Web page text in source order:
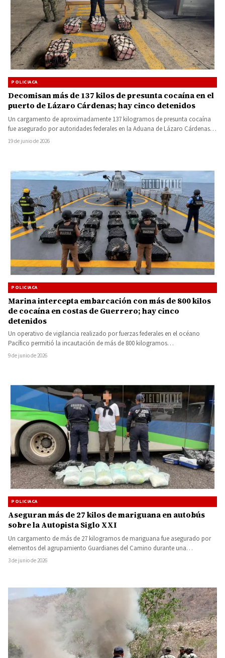
POLICIACA
Decomisan más de 137 kilos de presunta cocaína en el
puerto de Lázaro Cárdenas; hay cinco detenidos
Un cargamento de aproximadamente 137 kilogramos de presunta cocaína
fue asegurado por autoridades federales en la Aduana de Lázaro Cárdenas,
…
19 de junio de 2026
POLICIACA
Marina intercepta embarcación con más de 800 kilos
de cocaína en costas de Guerrero; hay cinco
detenidos
Un operativo de vigilancia realizado por fuerzas federales en el océano
Pacífico permitió la incautación de más de 800 kilogramos…
9 de junio de 2026
POLICIACA
Aseguran más de 27 kilos de mariguana en autobús
sobre la Autopista Siglo XXI
Un cargamento de más de 27 kilogramos de mariguana fue asegurado por
elementos del agrupamiento Guardianes del Camino durante una…
3 de junio de 2026